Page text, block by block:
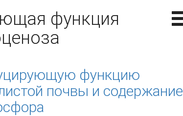
функция
функцию
почвы и содержание